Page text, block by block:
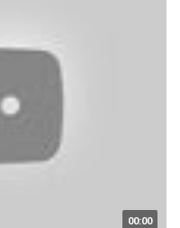
00:00